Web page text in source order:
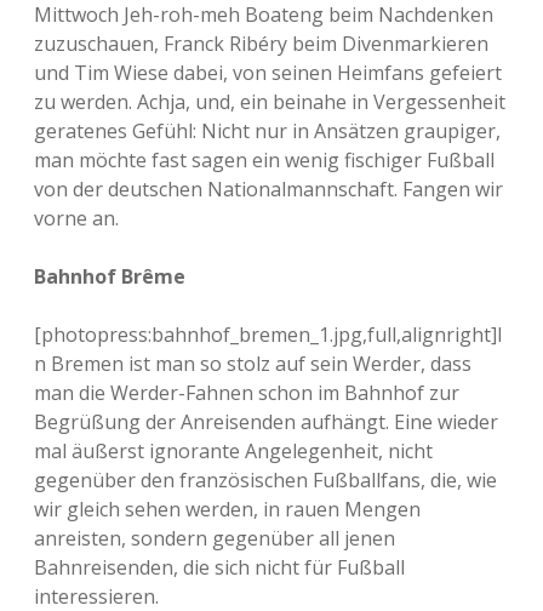
Mittwoch Jeh-roh-meh Boateng beim Nachdenken
zuzuschauen, Franck Ribéry beim Divenmarkieren
und Tim Wiese dabei, von seinen Heimfans gefeiert
zu werden. Achja, und, ein beinahe in Vergessenheit
geratenes Gefühl: Nicht nur in Ansätzen graupiger,
man möchte fast sagen ein wenig fischiger Fußball
von der deutschen Nationalmannschaft. Fangen wir
vorne an.
Bahnhof Brême
[photopress:bahnhof_bremen_1.jpg,full,alignright]I
n Bremen ist man so stolz auf sein Werder, dass
man die Werder-Fahnen schon im Bahnhof zur
Begrüßung der Anreisenden aufhängt. Eine wieder
mal äußerst ignorante Angelegenheit, nicht
gegenüber den französischen Fußballfans, die, wie
wir gleich sehen werden, in rauen Mengen
anreisten, sondern gegenüber all jenen
Bahnreisenden, die sich nicht für Fußball
interessieren.